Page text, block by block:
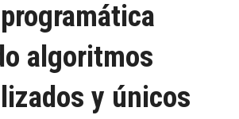
algoritmos
y únicos